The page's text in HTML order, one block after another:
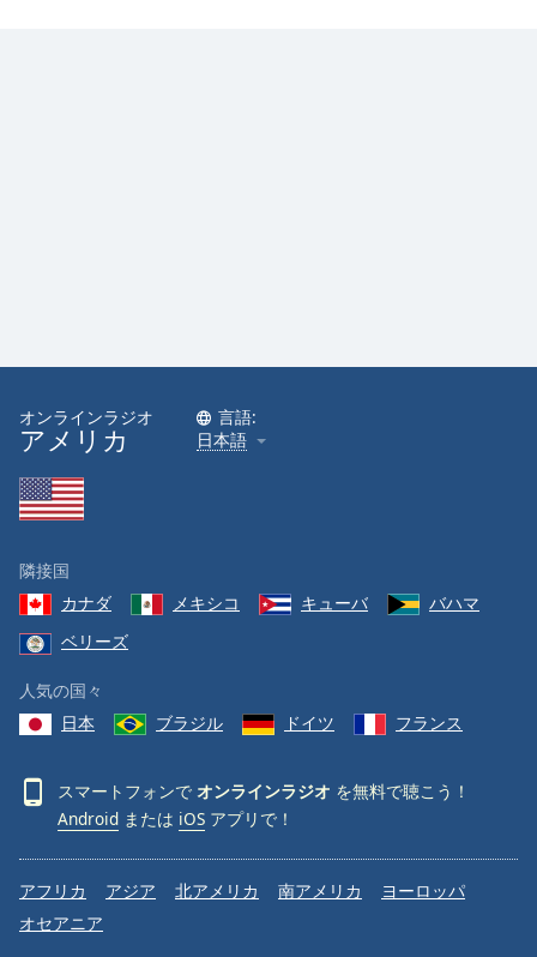
オンラインラジオ
アメリカ
言語:
日本語
隣接国
カナダ
メキシコ キューバ
バハマ
ベリーズ
人気の国々
日本
ブラジル ドイツ フランス
スマートフォンで オンラインラジオ を無料で聴こう！
Android または iOS アプリで！
アフリカ アジア 北アメリカ 南アメリカ
ヨーロッパ
オセアニア